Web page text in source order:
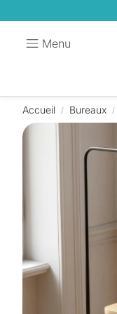
Menu
Accueil Bureaux